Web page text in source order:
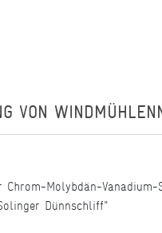
VON
Chrom-Molybdän-
Dünnschliff"